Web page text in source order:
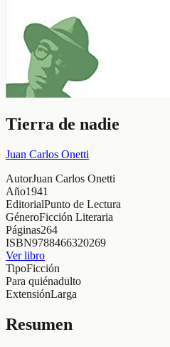
Tierra de nadie
Juan Carlos Onetti
AutorJuan Carlos Onetti
Año1941
EditorialPunto de Lectura
GéneroFicción Literaria
Páginas264
ISBN9788466320269
Ver libro
TipoFicción
Para quiénadulto
ExtensiónLarga
Resumen